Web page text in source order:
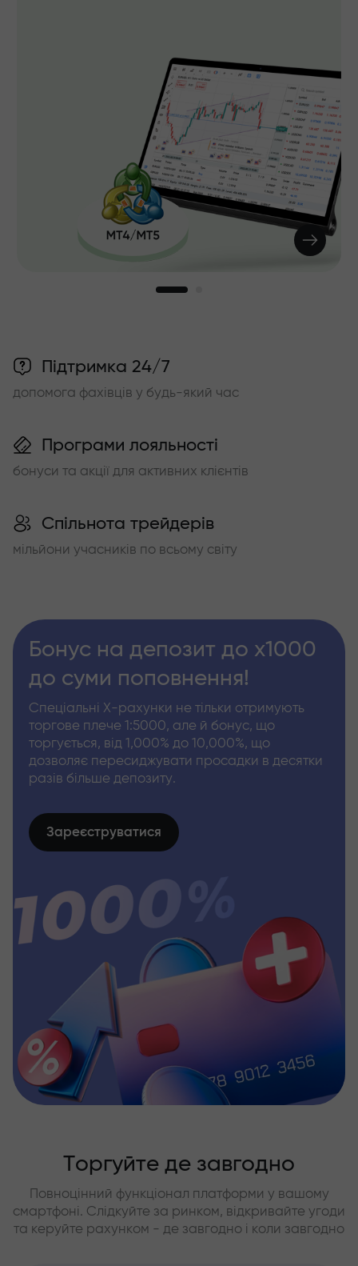
Підтримка 24/7
допомога фахівців у будь-який час
Програми лояльності
бонуси та акції для активних клієнтів
Спільнота трейдерів
мільйони учасників по всьому світу
Бонус на депозит до х1000
до суми поповнення!
Спеціальні Х-рахунки не тільки отримують
торгове плече 1:5000, але й бонус, що
торгується, від 1,000% до 10,000%, що
дозволяє пересиджувати просадки в десятки
разів більше депозиту.
Зареєструватися
Торгуйте де завгодно
Повноцінний функціонал платформи у вашому
смартфоні. Слідкуйте за ринком, відкривайте угоди
та керуйте рахунком - де завгодно і коли завгодно